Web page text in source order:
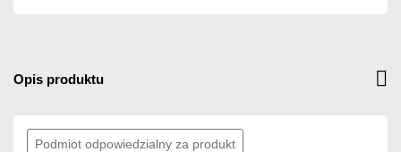
opis produktu
Podmiot odpowiedzialny za produkt